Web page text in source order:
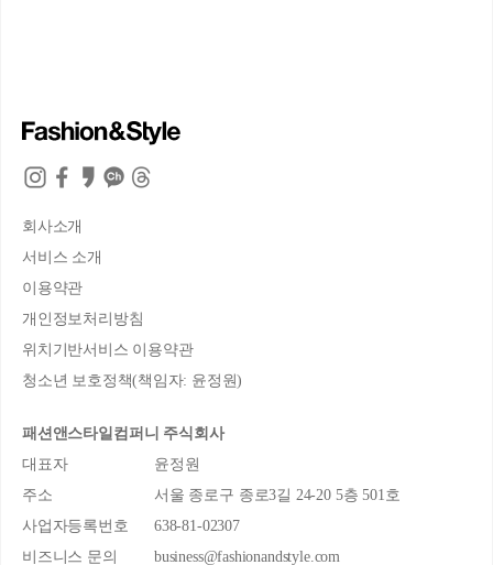
회사소개
서비스 소개
이용약관
개인정보처리방침
위치기반서비스 이용약관
청소년 보호정책(책임자: 윤정원)
패션앤스타일컴퍼니 주식회사
대표자
윤정원
주소
서울 종로구 종로3길 24-20 5층 501호
사업자등록번호
638-81-02307
비즈니스 문의
business@fashionandstyle.com